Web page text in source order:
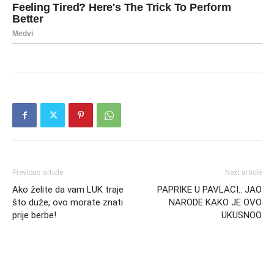
Previous article
Ako želite da vam LUK traje
što duže, ovo morate znati
prije berbe!
Next article
PAPRIKE U PAVLACI.. JAO
NARODE KAKO JE OVO
UKUSNOO